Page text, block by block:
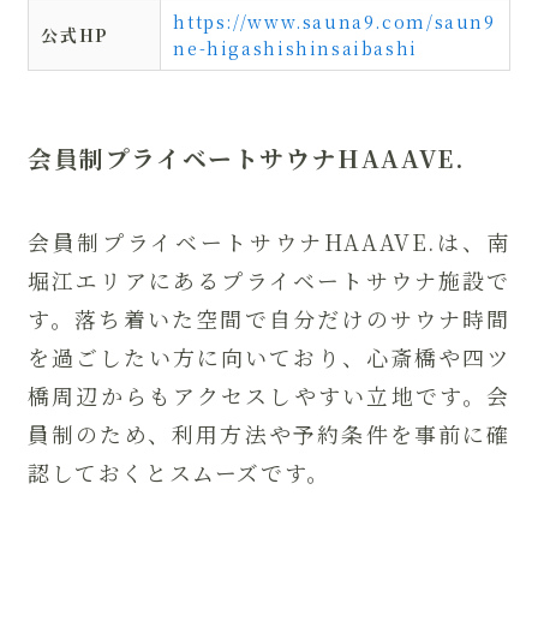
公式HP
https://www.sauna9.com/saun9
ne-higashishinsaibashi
会員制プライベートサウナHAAAVE.
会員制プライベートサウナHAAAVE.は、南
堀江エリアにあるプライベートサウナ施設で
す。落ち着いた空間で自分だけのサウナ時間
を過ごしたい方に向いており、心斎橋や四ツ
橋周辺からもアクセスしやすい立地です。会
員制のため、利用方法や予約条件を事前に確
認しておくとスムーズです。